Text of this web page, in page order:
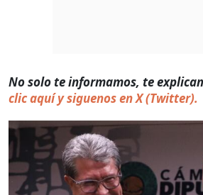
No solo te informamos, te
clic aquí y siguenos en X (Twitter).